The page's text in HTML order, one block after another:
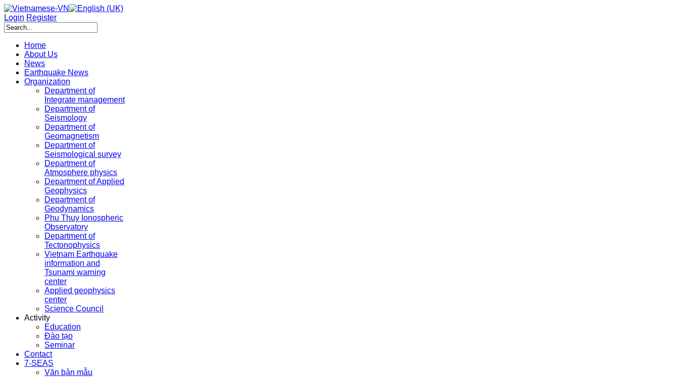
Login Register
Home
About Us
News
Earthquake News
Organization
Department of
Integrate management
Department of
Seismology
Department of
Geomagnetism
Department of
Seismological survey
Department of
Atmosphere physics
Department of Applied
Geophysics
Department of
Geodynamics
Phu Thuy Ionospheric
Observatory
Department of
Tectonophysics
Vietnam Earthquake
information and
Tsunami warning
center
Applied geophysics
center
Science Council
Activity
Education
Đào tạo
Seminar
Contact
7-SEAS
Văn bản mẫu